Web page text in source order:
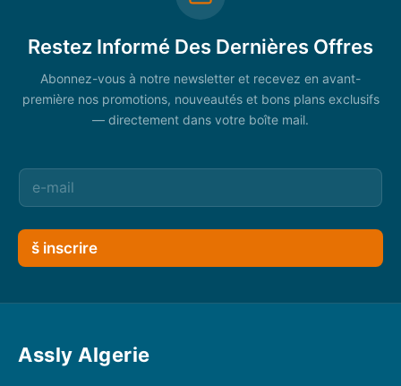
Restez Informé Des Dernières Offres
Abonnez-vous à notre newsletter et recevez en avant-
première nos promotions, nouveautés et bons plans exclusifs
— directement dans votre boîte mail.
š inscrire
Assly Algerie